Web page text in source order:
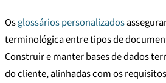
Osglossários personalizados
terminológica entre tipos de
Construir e manter bases de dados
do cliente, alinhadas com os